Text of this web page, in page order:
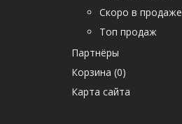
Скоро в продаже
Топ продаж
Партнёры
Корзина (0)
Карта сайта